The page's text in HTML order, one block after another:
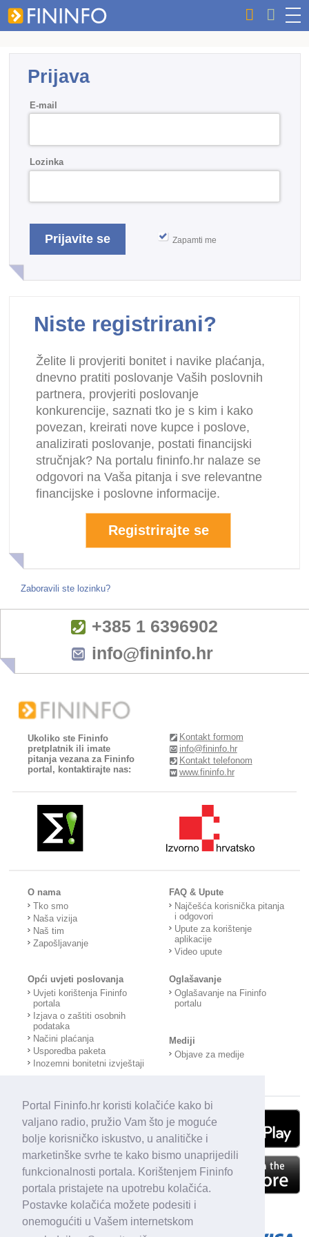
Portal Fininfo.hr koristi kolačiće kako bi
valjano radio, pružio Vam što je moguće
bolje korisničko iskustvo, u analitičke i
marketinške svrhe te kako bismo unaprijedili
funkcionalnosti portala. Korištenjem Fininfo
portala pristajete na upotrebu kolačića.
Postavke kolačića možete podesiti i
onemogućiti u Vašem internetskom
Prijava
E-mail
Lozinka
Zapamti me
Niste registrirani?
Želite li provjeriti bonitet i navike plaćanja,
dnevno pratiti poslovanje Vaših poslovnih
partnera, provjeriti poslovanje
konkurencije, saznati tko je s kim i kako
povezan, kreirati nove kupce i poslove,
analizirati poslovanje, postati financijski
stručnjak? Na portalu fininfo.hr nalaze se
odgovori na Vaša pitanja i sve relevantne
financijske i poslovne informacije.
Registrirajte se
Zaboravili ste lozinku?
+385 1 6396902
info@fininfo.hr
Ukoliko ste Fininfo
pretplatnik ili imate
pitanja vezana za Fininfo
portal, kontaktirajte nas:
Kontakt formom
info@fininfo.hr
Kontakt telefonom
www.fininfo.hr
O nama
Tko smo
Naša vizija
Naš tim
Zapošljavanje
FAQ & Upute
Najčešća korisnička pitanja
i odgovori
Upute za korištenje
aplikacije
Video upute
Opći uvjeti poslovanja
Uvjeti korištenja Fininfo
portala
Izjava o zaštiti osobnih
podataka
Načini plaćanja
Usporedba paketa
Inozemni bonitetni izvještaji
Oglašavanje
Oglašavanje na Fininfo
portalu
Mediji
Objave za medije